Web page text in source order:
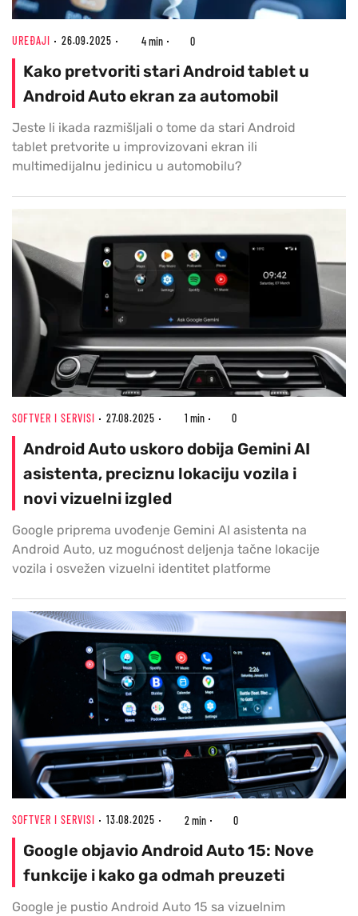
UREĐAJI 26.09.2025 4 min 0
Kako pretvoriti stari Android tablet u
Android Auto ekran za automobil
Jeste li ikada razmišljali o tome da stari Android
tablet pretvorite u improvizovani ekran ili
multimedijalnu jedinicu u automobilu?
SOFTVER I SERVISI 27.08.2025 1 min 0
Android Auto uskoro dobija Gemini AI
asistenta, preciznu lokaciju vozila i
novi vizuelni izgled
Google priprema uvođenje Gemini AI asistenta na
Android Auto, uz mogućnost deljenja tačne lokacije
vozila i osvežen vizuelni identitet platforme
SOFTVER I SERVISI 13.08.2025 2 min 0
Google objavio Android Auto 15: Nove
funkcije i kako ga odmah preuzeti
Google je pustio Android Auto 15 sa vizuelnim